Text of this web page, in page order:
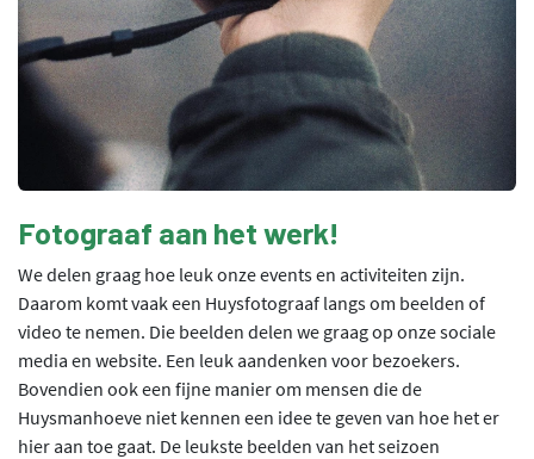
Fotograaf aan het werk!
We delen graag hoe leuk onze events en activiteiten zijn.
Daarom komt vaak een Huysfotograaf langs om beelden of
video te nemen. Die beelden delen we graag op onze sociale
media en website. Een leuk aandenken voor bezoekers.
Bovendien ook een fijne manier om mensen die de
Huysmanhoeve niet kennen een idee te geven van hoe het er
hier aan toe gaat. De leukste beelden van het seizoen